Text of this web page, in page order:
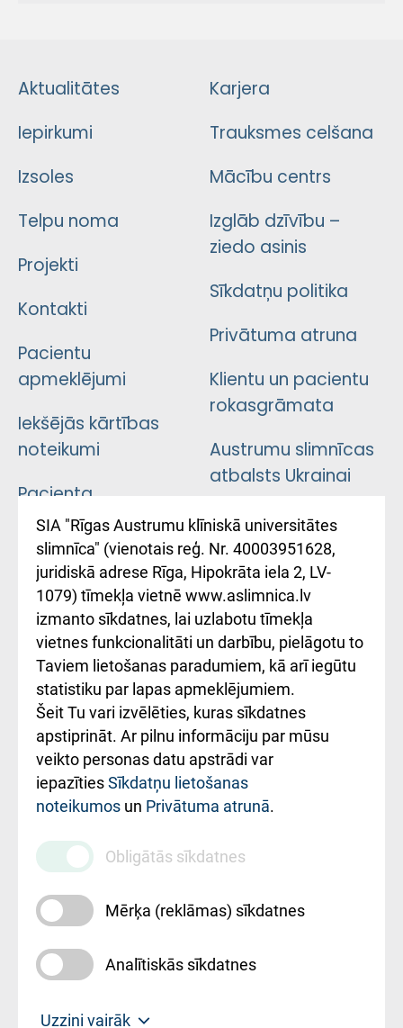
Aktualitātes
Iepirkumi
Izsoles
Telpu noma
Projekti
Kontakti
Pacientu
apmeklējumi
Iekšējās kārtības
noteikumi
Pacienta
atsauksmju/sūdzību
iesniegšanas
kārtība
Kā pie mums nokļūt
Rēķinu apmaksas
ceļvedis
Rekvizīti un
ārstniecības
iestādes kods
010000234
Maksas
pakalpojumu
cenrādis
Karjera
Trauksmes celšana
Mācību centrs
Izglāb dzīvību –
ziedo asinis
Sīkdatņu politika
Privātuma atruna
Klientu un pacientu
rokasgrāmata
Austrumu slimnīcas
atbalsts Ukrainai
Підтримка Східної
лікарні та співпраця з
Україною
SIA "Rīgas Austrumu klīniskā universitātes
slimnīca" (vienotais reģ. Nr. 40003951628,
juridiskā adrese Rīga, Hipokrāta iela 2, LV-
1079) tīmekļa vietnē www.aslimnica.lv
izmanto sīkdatnes, lai uzlabotu tīmekļa
vietnes funkcionalitāti un darbību, pielāgotu to
Taviem lietošanas paradumiem, kā arī iegūtu
statistiku par lapas apmeklējumiem.
Šeit Tu vari izvēlēties, kuras sīkdatnes
apstiprināt. Ar pilnu informāciju par mūsu
veikto personas datu apstrādi var
iepazītiesSīkdatņu lietošanas
noteikumos un Privātuma atrunā.
Obligātās sīkdatnes
Mērķa (reklāmas) sīkdatnes
Analītiskās sīkdatnes
Uzzini vairāk